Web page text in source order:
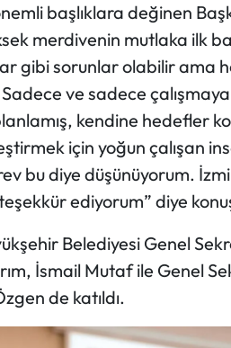
başlıklara değinen
merdivenin mutlaka ilk
gibi sorunlar olabilir ama
ve sadece
kendine hedefler
için yoğun çalışan
bu diye düşünüyorum.
ediyorum” diye
Belediyesi Genel
İsmail Mutaf ile Genel
de katıldı.